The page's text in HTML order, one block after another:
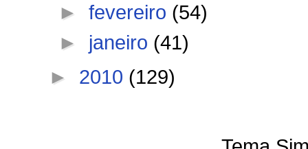
►fevereiro (54)
► janeiro (41)
► 2010 (129)